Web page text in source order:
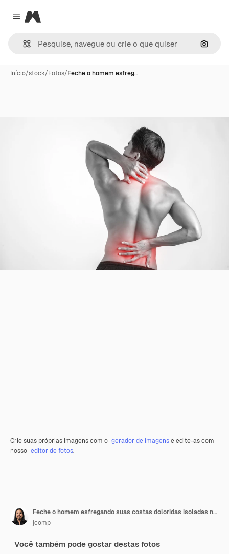
Close menu
Magnific
Início/stock/Fotos/Feche o homem esfreg…
Crie suas próprias imagens com o gerador de imagense edite-as com
nosso editor de fotos.
Feche o homem esfregando suas costas doloridas isoladas no fundo branco.
jcomp
Você também pode gostar destas fotos